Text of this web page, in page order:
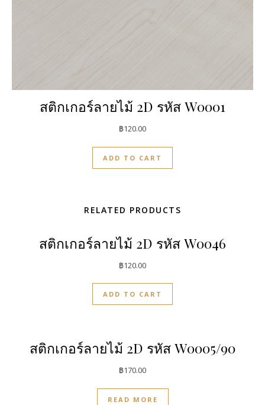
สติกเกอร์ลายไม้ 2D รหัส W0001
฿120.00
ADD TO CART
RELATED PRODUCTS
สติกเกอร์ลายไม้ 2D รหัส W0046
฿120.00
ADD TO CART
สติกเกอร์ลายไม้ 2D รหัส W0005/90
฿170.00
READ MORE